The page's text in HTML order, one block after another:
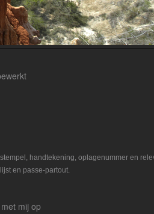
handtekening, oplagenummer en
en passe-partout.
mij op